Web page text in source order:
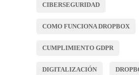
CIBERSEGURIDAD
COMO FUNCIONA DROPBOX
CUMPLIMIENTO GDPR
DIGITALIZACIÓN